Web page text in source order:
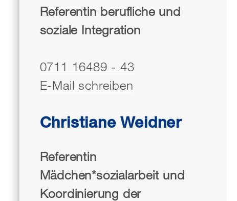
Referentin berufliche und
soziale Integration
0711 16489 - 43
E-Mail schreiben
Christiane Weidner
Referentin
Mädchen*sozialarbeit und
Koordinierung der